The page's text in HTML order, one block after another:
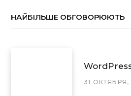
НАЙБІЛЬШЕ ОБГОВОРЮЮТЬ
WordPress
31 ОКТЯБРЯ,